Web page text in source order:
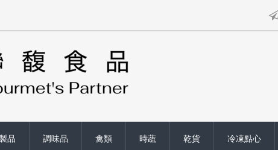
品 調味品 禽類 時蔬 乾貨 冷凍點心